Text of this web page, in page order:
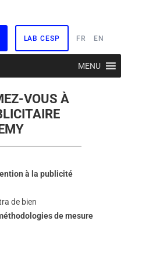
LAB CESP FR EN
MENU
VOUS À
à la publicité
de bien
de mesure